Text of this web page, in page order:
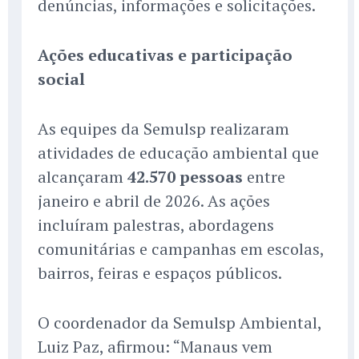
denúncias, informações e solicitações.
Ações educativas e participação
social
As equipes da Semulsp realizaram
atividades de educação ambiental que
alcançaram42.570 pessoas entre
janeiro e abril de 2026. As ações
incluíram palestras, abordagens
comunitárias e campanhas em escolas,
bairros, feiras e espaços públicos.
O coordenador da Semulsp Ambiental,
Luiz Paz, afirmou: “Manaus vem